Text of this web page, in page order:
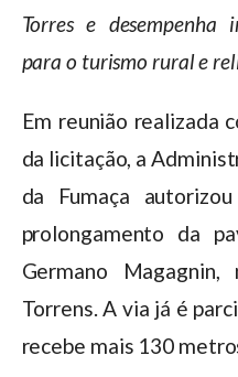
Torres e desempenha
para o turismo rural e
Em reunião realizada
da licitação, a
da Fumaça
prolongamento da
Germano
Torrens. A via já é
recebe mais 130